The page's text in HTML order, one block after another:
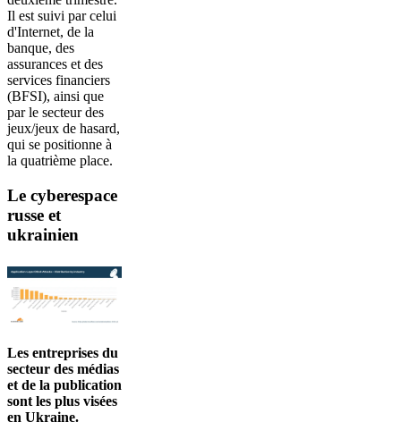
Il est suivi par celui
d'Internet, de la
banque, des
assurances et des
services financiers
(BFSI), ainsi que
par le secteur des
jeux/jeux de hasard,
qui se positionne à
la quatrième place.
Le cyberespace
russe et
ukrainien
Les entreprises du
secteur des médias
et de la publication
sont les plus visées
en Ukraine.